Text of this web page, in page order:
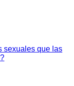
sexuales que las